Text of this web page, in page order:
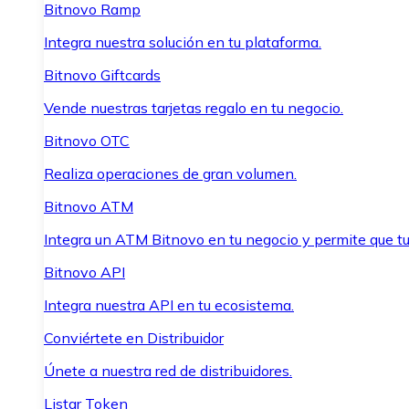
Bitnovo Ramp
Integra nuestra solución en tu plataforma.
Bitnovo Giftcards
Vende nuestras tarjetas regalo en tu negocio.
Bitnovo OTC
Realiza operaciones de gran volumen.
Bitnovo ATM
Integra un ATM Bitnovo en tu negocio y permite que
Bitnovo API
Integra nuestra API en tu ecosistema.
Conviértete en Distribuidor
Únete a nuestra red de distribuidores.
Listar Token